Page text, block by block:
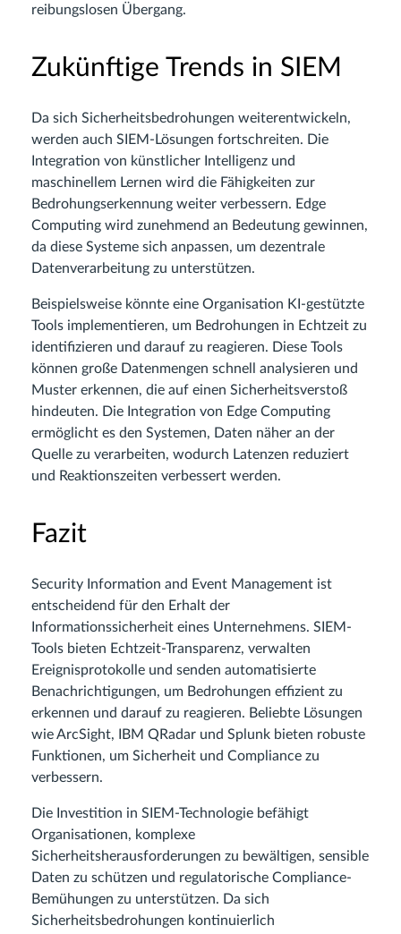
reibungslosen Übergang.
Zukünftige Trends in SIEM
Da sich Sicherheitsbedrohungen weiterentwickeln,
werden auch SIEM-Lösungen fortschreiten. Die
Integration von künstlicher Intelligenz und
maschinellem Lernen wird die Fähigkeiten zur
Bedrohungserkennung weiter verbessern. Edge
Computing wird zunehmend an Bedeutung gewinnen,
da diese Systeme sich anpassen, um dezentrale
Datenverarbeitung zu unterstützen.
Beispielsweise könnte eine Organisation KI-gestützte
Tools implementieren, um Bedrohungen in Echtzeit zu
identifizieren und darauf zu reagieren. Diese Tools
können große Datenmengen schnell analysieren und
Muster erkennen, die auf einen Sicherheitsverstoß
hindeuten. Die Integration von Edge Computing
ermöglicht es den Systemen, Daten näher an der
Quelle zu verarbeiten, wodurch Latenzen reduziert
und Reaktionszeiten verbessert werden.
Fazit
Security Information and Event Management ist
entscheidend für den Erhalt der
Informationssicherheit eines Unternehmens. SIEM-
Tools bieten Echtzeit-Transparenz, verwalten
Ereignisprotokolle und senden automatisierte
Benachrichtigungen, um Bedrohungen effizient zu
erkennen und darauf zu reagieren. Beliebte Lösungen
wie ArcSight, IBM QRadar und Splunk bieten robuste
Funktionen, um Sicherheit und Compliance zu
verbessern.
Die Investition in SIEM-Technologie befähigt
Organisationen, komplexe
Sicherheitsherausforderungen zu bewältigen, sensible
Daten zu schützen und regulatorische Compliance-
Bemühungen zu unterstützen. Da sich
Sicherheitsbedrohungen kontinuierlich